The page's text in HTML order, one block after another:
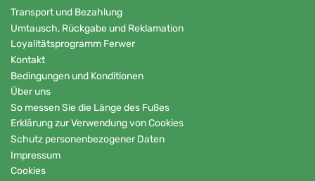
Transport und Bezahlung
Umtausch, Rückgabe und Reklamation
Loyalitätsprogramm Ferwer
Kontakt
Bedingungen und Konditionen
Über uns
So messen Sie die Länge des Fußes
Erklärung zur Verwendung von Cookies
Schutz personenbezogener Daten
Impressum
Cookies